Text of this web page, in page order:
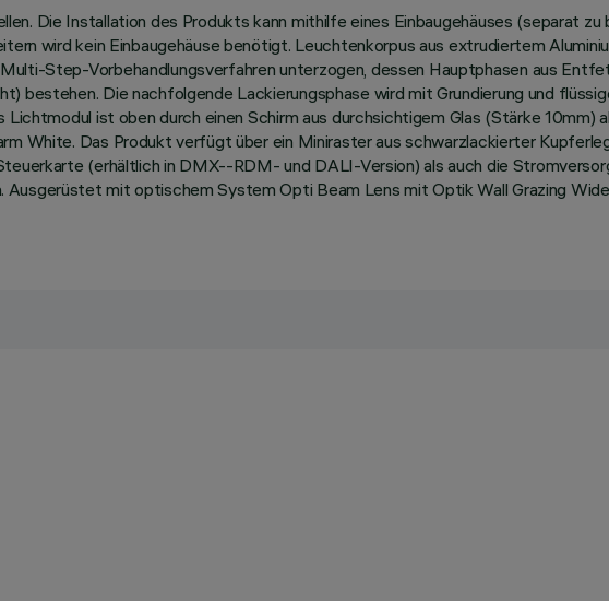
Die Installation des Produkts kann mithilfe eines Einbaugehäuses (separat
wird kein Einbaugehäuse benötigt. Leuchtenkorpus aus extrudiertem
Step-Vorbehandlungsverfahren unterzogen, dessen Hauptphasen aus
Die nachfolgende Lackierungsphase wird mit Grundierung und
ist oben durch einen Schirm aus durchsichtigem Glas (Stärke 10mm)
White. Das Produkt verfügt über ein Miniraster aus schwarzlackierter
(erhältlich in DMX--RDM- und DALI-Version) als auch die
mit optischem System Opti Beam Lens mit Optik Wall Grazing